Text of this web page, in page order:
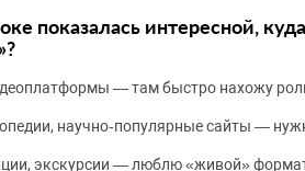
показалась интересной,
— там быстро нахожу
научно‑популярные сайты —
экскурсии — люблю «живой»